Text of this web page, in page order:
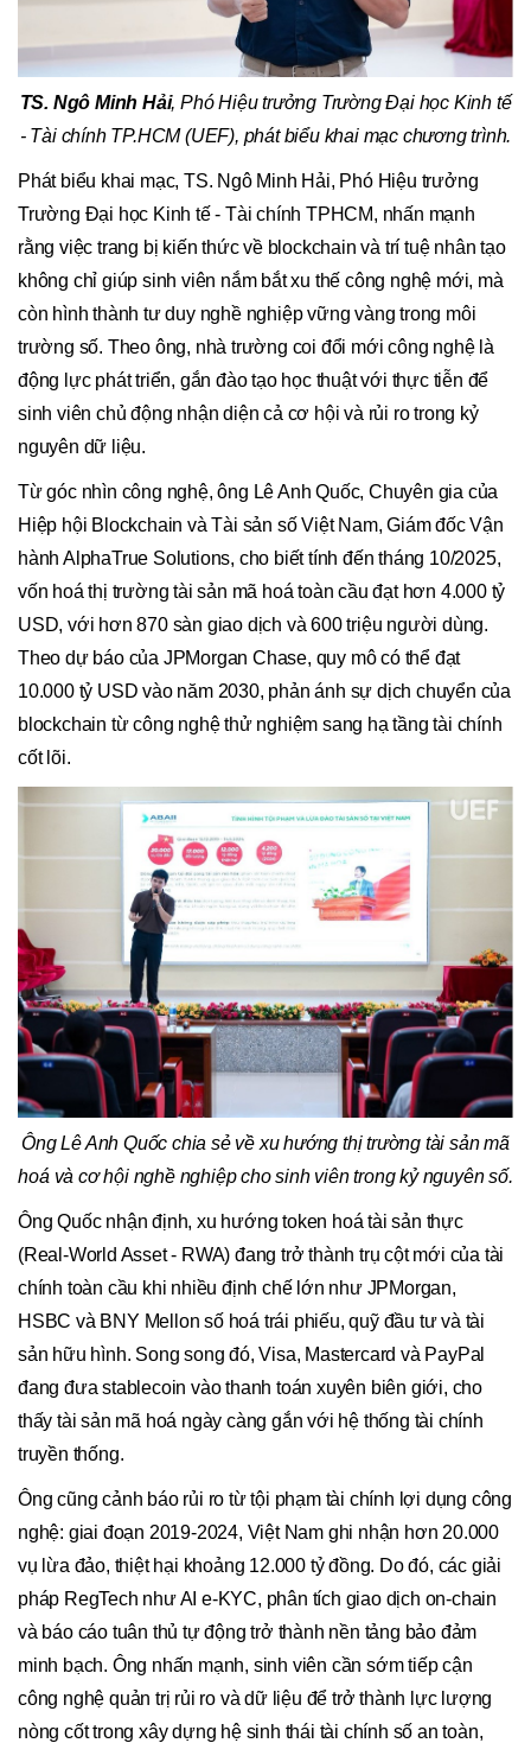
TS. Ngô Minh Hải, Phó Hiệu trưởng Trường Đại học Kinh tế
- Tài chính TP.HCM (UEF), phát biểu khai mạc chương trình.
Phát biểu khai mạc, TS. Ngô Minh Hải, Phó Hiệu trưởng
Trường Đại học Kinh tế - Tài chính TPHCM, nhấn mạnh
rằng việc trang bị kiến thức về blockchain và trí tuệ nhân tạo
không chỉ giúp sinh viên nắm bắt xu thế công nghệ mới, mà
còn hình thành tư duy nghề nghiệp vững vàng trong môi
trường số. Theo ông, nhà trường coi đổi mới công nghệ là
động lực phát triển, gắn đào tạo học thuật với thực tiễn để
sinh viên chủ động nhận diện cả cơ hội và rủi ro trong kỷ
nguyên dữ liệu.
Từ góc nhìn công nghệ, ông Lê Anh Quốc, Chuyên gia của
Hiệp hội Blockchain và Tài sản số Việt Nam, Giám đốc Vận
hành AlphaTrue Solutions, cho biết tính đến tháng 10/2025,
vốn hoá thị trường tài sản mã hoá toàn cầu đạt hơn 4.000 tỷ
USD, với hơn 870 sàn giao dịch và 600 triệu người dùng.
Theo dự báo của JPMorgan Chase, quy mô có thể đạt
10.000 tỷ USD vào năm 2030, phản ánh sự dịch chuyển của
blockchain từ công nghệ thử nghiệm sang hạ tầng tài chính
cốt lõi.
Ông Lê Anh Quốc chia sẻ về xu hướng thị trường tài sản mã
hoá và cơ hội nghề nghiệp cho sinh viên trong kỷ nguyên số.
Ông Quốc nhận định, xu hướng token hoá tài sản thực
(Real-World Asset - RWA) đang trở thành trụ cột mới của tài
chính toàn cầu khi nhiều định chế lớn như JPMorgan,
HSBC và BNY Mellon số hoá trái phiếu, quỹ đầu tư và tài
sản hữu hình. Song song đó, Visa, Mastercard và PayPal
đang đưa stablecoin vào thanh toán xuyên biên giới, cho
thấy tài sản mã hoá ngày càng gắn với hệ thống tài chính
truyền thống.
Ông cũng cảnh báo rủi ro từ tội phạm tài chính lợi dụng công
nghệ: giai đoạn 2019-2024, Việt Nam ghi nhận hơn 20.000
vụ lừa đảo, thiệt hại khoảng 12.000 tỷ đồng. Do đó, các giải
pháp RegTech như AI e-KYC, phân tích giao dịch on-chain
và báo cáo tuân thủ tự động trở thành nền tảng bảo đảm
minh bạch. Ông nhấn mạnh, sinh viên cần sớm tiếp cận
công nghệ quản trị rủi ro và dữ liệu để trở thành lực lượng
nòng cốt trong xây dựng hệ sinh thái tài chính số an toàn,